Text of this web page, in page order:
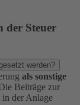
der Steuer
werden?
als sonstige
Beiträge zur
in der Anlage